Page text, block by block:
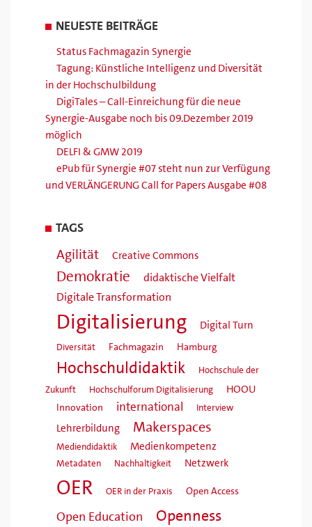
NEUESTE BEITRÄGE
Status Fachmagazin Synergie
Tagung: Künstliche Intelligenz und Diversität
in der Hochschulbildung
DigiTales – Call-Einreichung für die neue
Synergie-Ausgabe noch bis 09.Dezember 2019
möglich
DELFI & GMW 2019
ePub für Synergie #07 steht nun zur Verfügung
und VERLÄNGERUNG Call for Papers Ausgabe #08
TAGS
Agilität
Creative Commons
Demokratie
didaktische Vielfalt
Digitale Transformation
Digitalisierung Digital Turn
Diversität Fachmagazin Hamburg
Hochschuldidaktik
Hochschule der
Zukunft
Hochschulforum Digitalisierung HOOU
Innovation international Interview
Lehrerbildung Makerspaces
Mediendidaktik Medienkompetenz
Metadaten Nachhaltigkeit Netzwerk
OER OER in der Praxis Open Access
Open Education Openness